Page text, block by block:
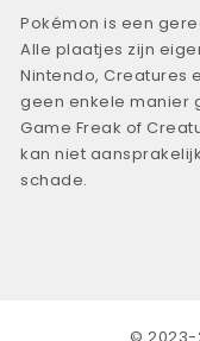
Pokémon is een
Alle plaatjes zijn
Nintendo, Creatures
geen enkele manier
Game Freak of
kan niet
schade.
© 2023-